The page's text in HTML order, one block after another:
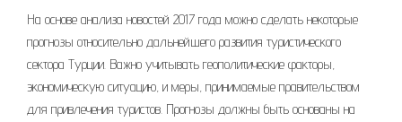
На основе анализа новостей 2017 года можно сделать некоторые
прогнозы относительно дальнейшего развития туристического
сектора Турции. Важно учитывать геополитические факторы,
экономическую ситуацию, и меры, принимаемые правительством
для привлечения туристов. Прогнозы должны быть основаны на